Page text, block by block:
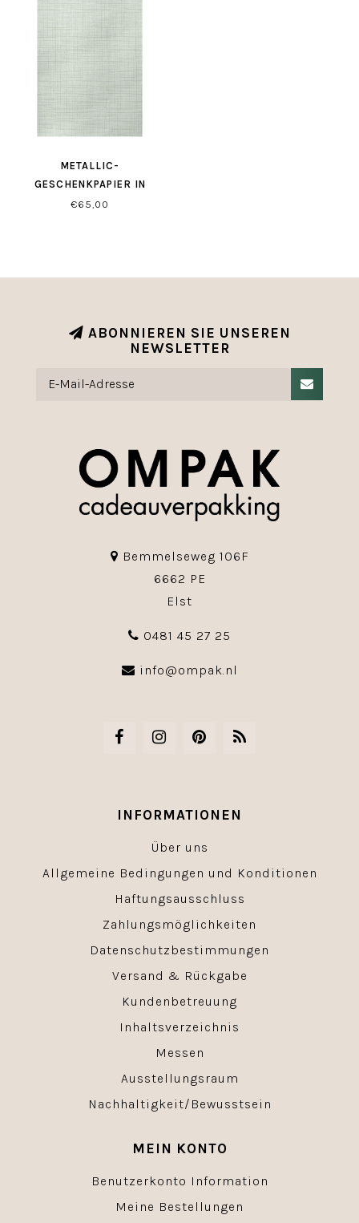
METALLIC-
GESCHENKPAPIER IN
STOFFOPTIK, GRÜN
€65,00
ABONNIEREN SIE UNSEREN
NEWSLETTER
Bemmelseweg 106F
6662 PE
Elst
0481 45 27 25
info@ompak.nl
INFORMATIONEN
Über uns
Allgemeine Bedingungen und Konditionen
Haftungsausschluss
Zahlungsmöglichkeiten
Datenschutzbestimmungen
Versand & Rückgabe
Kundenbetreuung
Inhaltsverzeichnis
Messen
Ausstellungsraum
Nachhaltigkeit/Bewusstsein
MEIN KONTO
Benutzerkonto Information
Meine Bestellungen